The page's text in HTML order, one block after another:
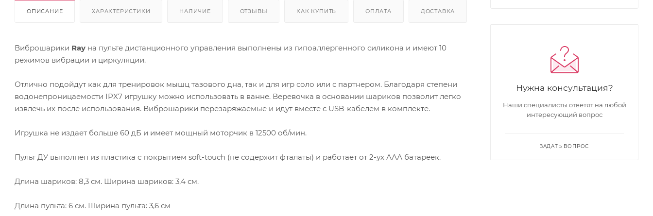
ОПИСАНИЕ ХАРАКТЕРИСТИКИ НАЛИЧИЕ ОТЗЫВЫ КАК КУПИТЬ ОПЛАТА ДОСТАВКА
Виброшарики Ray на пульте дистанционного управления выполнены из гипоаллергенного силикона и имеют 10
режимов вибрации и циркуляции.
Отлично подойдут как для тренировок мышц тазового дна, так и для игр соло или с партнером. Благодаря степени
водонепроницаемости IPX7 игрушку можно использовать в ванне. Веревочка в основании шариков позволит легко
извлечь их после использования. Виброшарики перезаряжаемые и идут вместе с USB-кабелем в комплекте.
Игрушка не издает больше 60 дБ и имеет мощный моторчик в 12500 об/мин.
Пульт ДУ выполнен из пластика с покрытием soft-touch (не содержит фталаты) и работает от 2-ух ААА батареек.
Длина шариков: 8,3 см. Ширина шариков: 3,4 см.
Длина пульта: 6 см. Ширина пульта: 3,6 см
Нужна консультация?
Наши специалисты ответят на любой
интересующий вопрос
ЗАДАТЬ ВОПРОС